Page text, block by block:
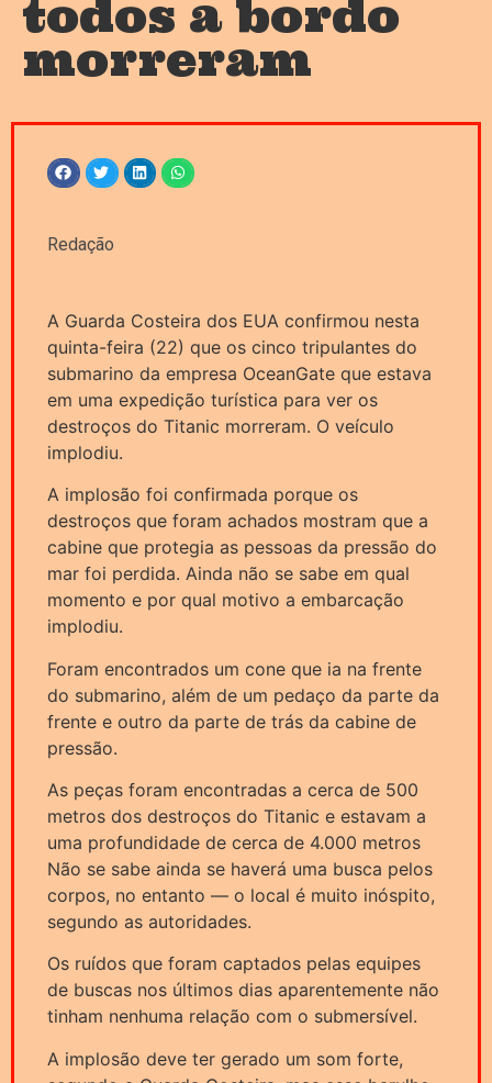
todos a bordo
morreram
Redação
A Guarda Costeira dos EUA confirmou nesta
quinta-feira (22) que os cinco tripulantes do
submarino da empresa OceanGate que estava
em uma expedição turística para ver os
destroços do Titanic morreram. O veículo
implodiu.
A implosão foi confirmada porque os
destroços que foram achados mostram que a
cabine que protegia as pessoas da pressão do
mar foi perdida. Ainda não se sabe em qual
momento e por qual motivo a embarcação
implodiu.
Foram encontrados um cone que ia na frente
do submarino, além de um pedaço da parte da
frente e outro da parte de trás da cabine de
pressão.
As peças foram encontradas a cerca de 500
metros dos destroços do Titanic e estavam a
uma profundidade de cerca de 4.000 metros
Não se sabe ainda se haverá uma busca pelos
corpos, no entanto — o local é muito inóspito,
segundo as autoridades.
Os ruídos que foram captados pelas equipes
de buscas nos últimos dias aparentemente não
tinham nenhuma relação com o submersível.
A implosão deve ter gerado um som forte,